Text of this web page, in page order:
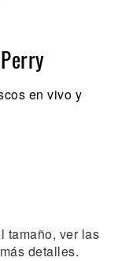
en vivo y
tamaño, ver las
detalles.